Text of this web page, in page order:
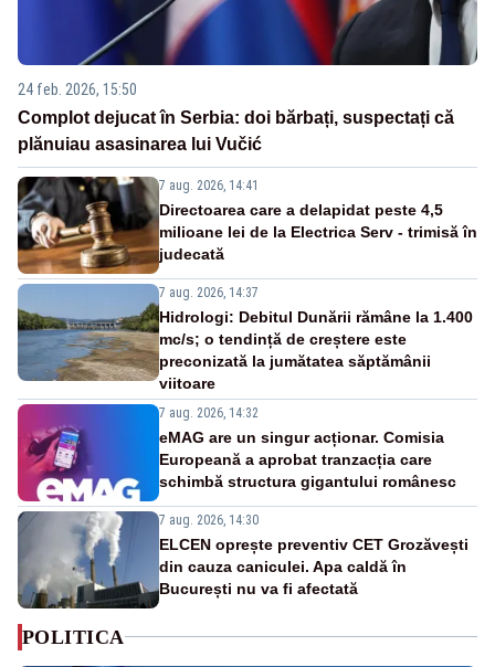
24 feb. 2026, 15:50
Complot dejucat în Serbia: doi bărbați, suspectați că
plănuiau asasinarea lui Vučić
7 aug. 2026, 14:41
Directoarea care a delapidat peste 4,5
milioane lei de la Electrica Serv - trimisă în
judecată
7 aug. 2026, 14:37
Hidrologi: Debitul Dunării rămâne la 1.400
mc/s; o tendință de creștere este
preconizată la jumătatea săptămânii
viitoare
7 aug. 2026, 14:32
eMAG are un singur acționar. Comisia
Europeană a aprobat tranzacția care
schimbă structura gigantului românesc
7 aug. 2026, 14:30
ELCEN oprește preventiv CET Grozăvești
din cauza caniculei. Apa caldă în
București nu va fi afectată
POLITICA